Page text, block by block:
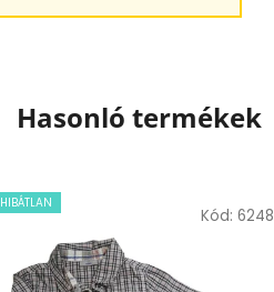
Hasonló termékek
HIBÁTLAN
Kód: 6248